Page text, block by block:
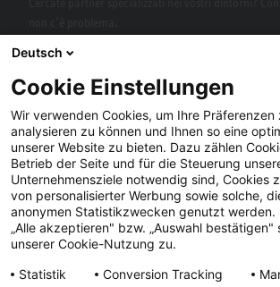
Facebook YouTube
Instagram
Deutsch
Cookie Einstellungen
Wir verwenden Cookies, um Ihre
analysieren zu können und Ihnen so eine
unserer Website zu bieten. Dazu zählen
Betrieb der Seite und für die Steuerung
Unternehmensziele notwendig sind, Cookies
von personalisierter Werbung sowie solche,
anonymen Statistikzwecken genutzt werden.
„Alle akzeptieren" bzw. „Auswahl bestätigen"
unserer Cookie-Nutzung zu.
Statistik
Conversion Tracking